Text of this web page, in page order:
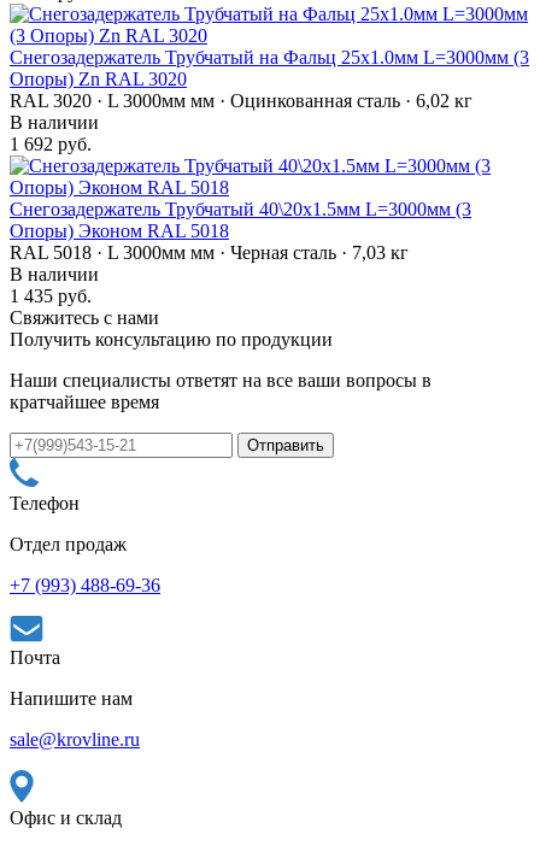
Снегозадержатель Трубчатый на Фальц 25х1.0мм L=3000мм (3
Опоры) Zn RAL 3020
RAL 3020 · L 3000мм мм · Оцинкованная сталь · 6,02 кг
В наличии
1 692 руб.
Снегозадержатель Трубчатый 40\20х1.5мм L=3000мм (3
Опоры) Эконом RAL 5018
RAL 5018 · L 3000мм мм · Черная сталь · 7,03 кг
В наличии
1 435 руб.
Свяжитесь с нами
Получить консультацию по продукции
Наши специалисты ответят на все ваши вопросы в
кратчайшее время
Телефон
Отдел продаж
+7 (993) 488-69-36
Почта
Напишите нам
sale@krovline.ru
Офис и склад